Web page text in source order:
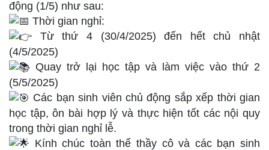
động (1/5) như sau:
Thời gian nghỉ:
Từ thứ 4 (30/4/2025) đến hết chủ nhật
(4/5/2025)
Quay trở lại học tập và làm việc vào thứ 2
(5/5/2025)
Các bạn sinh viên chủ động sắp xếp thời gian
học tập, ôn bài hợp lý và thực hiện tốt các nội quy
trong thời gian nghỉ lễ.
Kính chúc toàn thể thầy cô và các bạn sinh